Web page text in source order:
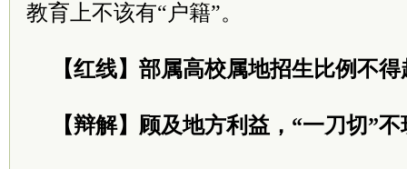
教育上不该有“户籍”。
【红线】部属高校属地招生比例不
【辩解】顾及地方利益，“一刀切”